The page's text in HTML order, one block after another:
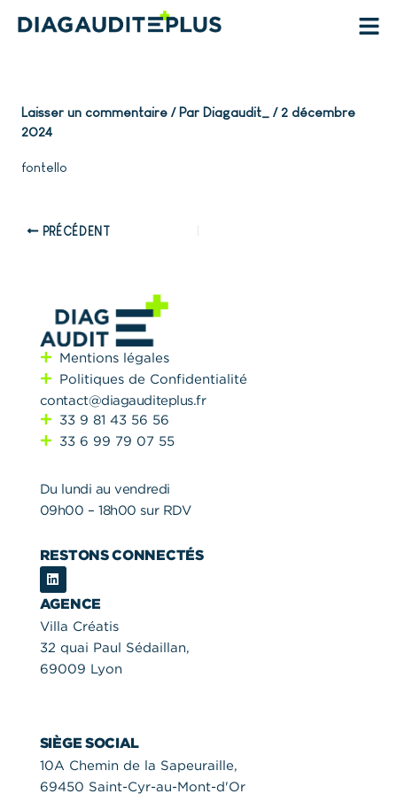
Laisser un commentaire / Par Diagaudit_ / 2 décembre
2024
fontello
PRÉCÉDENT
Mentions légales
Politiques de Confidentialité
contact@diagauditeplus.fr
33 9 81 43 56 56
33 6 99 79 07 55
Du lundi au vendredi
09h00 – 18h00 sur RDV
RESTONS CONNECTÉS
L
i
n
k
e
i
n
AGENCE
Villa Créatis
32 quai Paul Sédaillan,
69009 Lyon
SIÈGE SOCIAL
10A Chemin de la Sapeuraille,
69450 Saint-Cyr-au-Mont-d'Or